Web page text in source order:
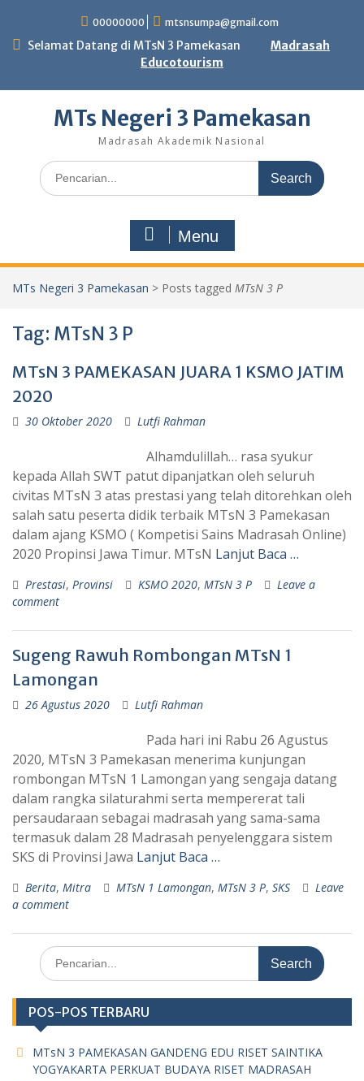
content
00000000 mtsnsumpa@gmail.com
Selamat Datang di MTsN 3 Pamekasan
Madrasah
Educotourism
MTs Negeri 3 Pamekasan
Madrasah Akademik Nasional
Search
for:
Menu
MTs Negeri 3 Pamekasan > Posts tagged MTsN 3 P
Tag: MTsN 3 P
MTsN 3 PAMEKASAN JUARA 1 KSMO JATIM
2020
30 Oktober 2020 Lutfi Rahman
Alhamdulillah… rasa syukur
kepada Allah SWT patut dipanjatkan oleh seluruh
civitas MTsN 3 atas prestasi yang telah ditorehkan oleh
salah satu peserta didik terbaik MTsN 3 Pamekasan
dalam ajang KSMO ( Kompetisi Sains Madrasah Online)
2020 Propinsi Jawa Timur. MTsN Lanjut Baca …
Prestasi, Provinsi KSMO 2020, MTsN 3 P
Leave a
comment
Sugeng Rawuh Rombongan MTsN 1
Lamongan
26 Agustus 2020 Lutfi Rahman
Pada hari ini Rabu 26 Agustus
2020, MTsN 3 Pamekasan menerima kunjungan
rombongan MTsN 1 Lamongan yang sengaja datang
dalam rangka silaturahmi serta mempererat tali
persaudaraan sebagai madrasah yang sama-sama
termasuk dalam 28 Madrasah penyelenggara sistem
SKS di Provinsi Jawa Lanjut Baca …
Berita, Mitra MTsN 1 Lamongan, MTsN 3 P, SKS
Leave
a comment
Search
for:
POS-POS TERBARU
MTsN 3 PAMEKASAN GANDENG EDU RISET SAINTIKA
YOGYAKARTA PERKUAT BUDAYA RISET MADRASAH